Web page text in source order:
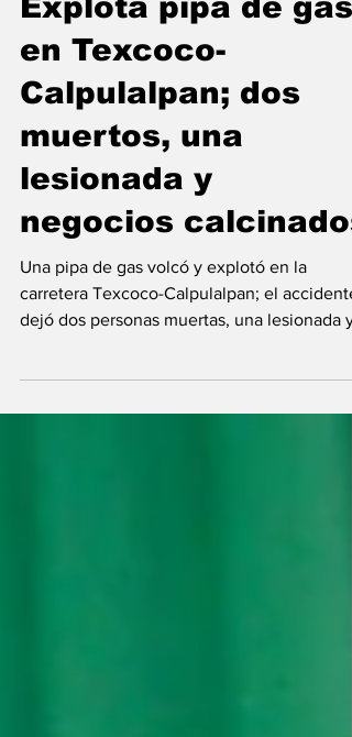
Explota pipa de gas
en Texcoco-
Calpulalpan; dos
muertos, una
lesionada y
negocios calcinados
Una pipa de gas volcó y explotó en la
carretera Texcoco-Calpulalpan; el accidente
daños a negocios.